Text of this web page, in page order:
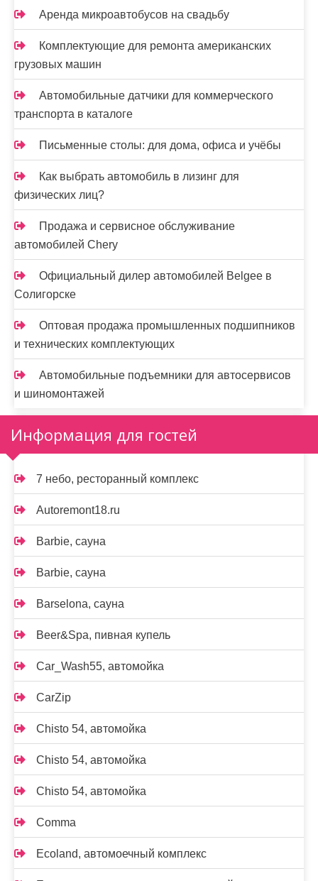
Аренда микроавтобусов на свадьбу
Комплектующие для ремонта американских
грузовых машин
Автомобильные датчики для коммерческого
транспорта в каталоге
Письменные столы: для дома, офиса и учёбы
Как выбрать автомобиль в лизинг для
физических лиц?
Продажа и сервисное обслуживание
автомобилей Chery
Официальный дилер автомобилей Belgee в
Солигорске
Оптовая продажа промышленных подшипников
и технических комплектующих
Автомобильные подъемники для автосервисов
и шиномонтажей
Информация для гостей
7 небо, ресторанный комплекс
Autoremont18.ru
Barbie, сауна
Barbie, сауна
Barselona, сауна
Beer&Spa, пивная купель
Car_Wash55, автомойка
CarZip
Chisto 54, автомойка
Chisto 54, автомойка
Chisto 54, автомойка
Comma
Ecoland, автомоечный комплекс